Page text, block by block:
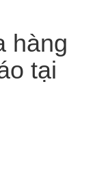
hàng
tại